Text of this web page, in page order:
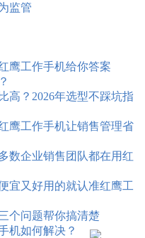
监管
鹰工作手机给你答案
高？2026年选型不踩坑指
鹰工作手机让销售管理省
数企业销售团队都在用红
宜又好用的就认准红鹰工
个问题帮你搞清楚
机如何解决？